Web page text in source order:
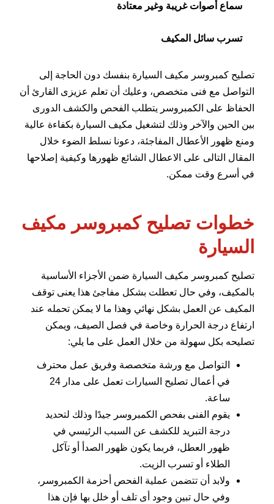
سماع أصوات غريبة وغير معتادة
تسرب سائل المكيف
تصليح كمبروسر مكيف السيارة بنفسك دون الحاجة إلى
التواصل مع فنى متخصص، وعليك أن تعلم عزيزى القارئ أن
الحفاظ على الكمبروسر يتطلب الفحص والكشف الدورى
بين الحين والآخر وذلك لتشغيل مكيف السيارة بكفاءة عالية
ومنع ظهور الأعطال المفاجئة، دعونا نسلط الضوء خلال
المقال التالى على الاعطال الشائع ظهورها وكيفية إصلاحها
في أسرع وقت ممكن.
خطوات تصليح كمبروسر مكيف
السيارة
تصليح كمبروسر مكيف السيارة ضمن الأجزاء الأساسية
بالمكيف، وفي حال تعطلت بشكل مفاجئ هذا يعنى توقف
المكيف عن العمل بشكل نهائي وهذا ما لا يمكن تحمله عند
ارتفاع درجة الحرارة وخاصة في فصل الصيف، ويمكن
تصليحه بكل سهولة من خلال العمل على ما يلي:
التواصل مع ورشة متخصصة وفريق عمل محترف
في أعمال تصليح السيارات تعمل على مدار 24
ساعة.
يقوم الفنى بفحص الكمبروسر جيدًا وذلك لتحديد
درجة التبريد للكشف عن السبب الرئيسي في
ظهور العطل، فربما يكون ظهور الصدأ أو تآكل
الطلاء أو تسرب الزيت.
ولابد أن تتضمن عملية الفحص أحزمة الكمبروسر،
وفي حال تبين وجود أى تلف أو خلل بها فإن هذا